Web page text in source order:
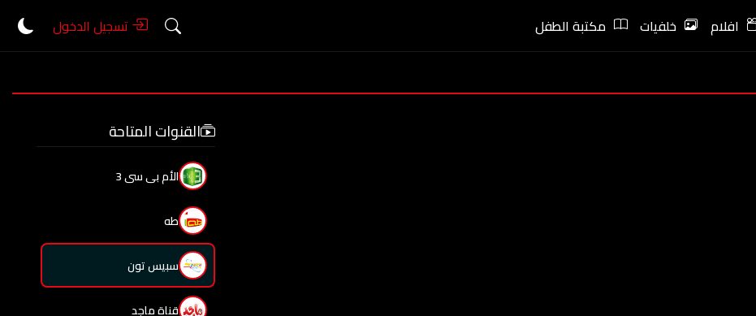
افلام خلفيات مكتبة الطفل تسجيل الدخول
القنوات المتاحة
الأم بى سى 3
طه
سبيس تون
قناة ماجد